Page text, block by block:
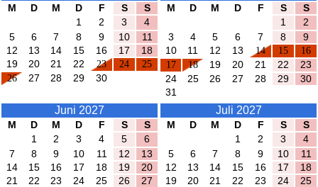
M D M D F S
S
1
2 3
4
5
6 7 8 9 10
11
12
13 14 15 16 17
18
19
20 21 22 23 24
25
26
27 28 29 30
M D M D F S
S
1
2
3
4 5 6 7 8
9
10
11 12 13 14 15
16
17
18 19 20 21 22
23
24
25 26 27 28 29
30
31
Juni 2027
M D M D F S
S
1
2 3 4 5
6
7
8 9 10 11 12
13
14
15 16 17 18 19
20
21
22 23 24 25 26
27
Juli 2027
M D M D F S
S
1
2 3
4
5
6 7 8 9 10
11
12
13 14 15 16 17
18
19
20 21 22 23 24
25